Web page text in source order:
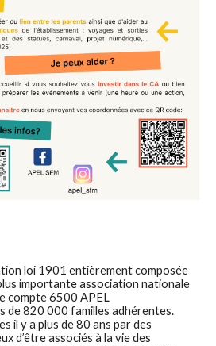
loi 1901 entièrement composée
importante association nationale
compte 6500 APEL
de 820 000 familles adhérentes.
il y a plus de 80 ans par des
d’être associés à la vie des